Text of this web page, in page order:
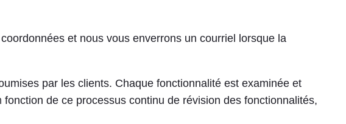
Greek
et nous vous enverrons un courriel lorsque la
par les clients. Chaque fonctionnalité est examinée et
de ce processus continu de révision des fonctionnalités,